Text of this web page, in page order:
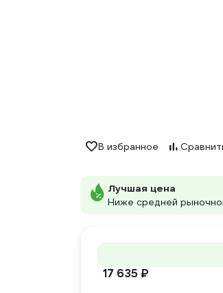
В избранное
Лучшая цена
Ниже средней
17 635 ₽